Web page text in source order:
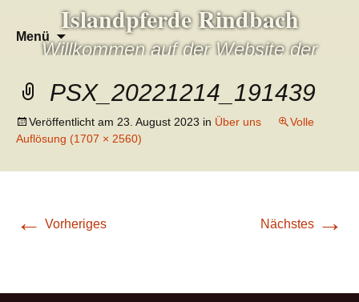
Islandpferde Rindbach
Willkommen auf der Website der
Menü
Zum
Inhalt
nach:
PSX_20221214_191439
Veröffentlicht am 23. August 2023 in Über uns
Volle
Auflösung (1707 × 2560)
← Vorheriges Nächstes →